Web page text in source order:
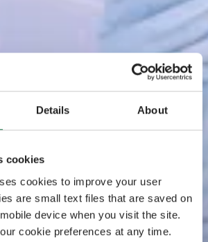
Details About
cookies
cookies to improve your user
are small text files that are saved on
device when you visit the site.
cookie preferences at any time.